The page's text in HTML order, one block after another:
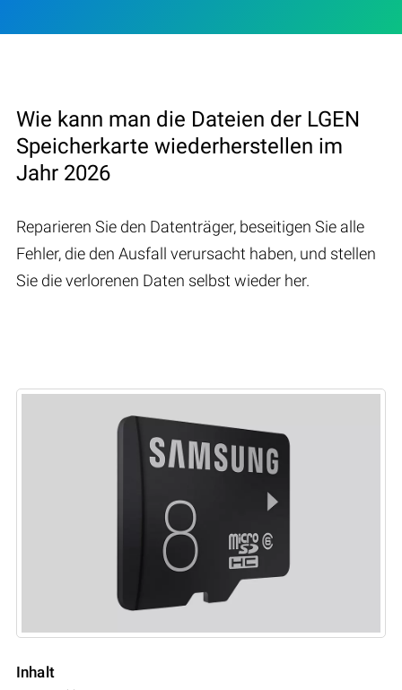
Wie kann man die Dateien der LGEN
Speicherkarte wiederherstellen im
Jahr 2026
Reparieren Sie den Datenträger, beseitigen Sie alle
Fehler, die den Ausfall verursacht haben, und stellen
Sie die verlorenen Daten selbst wieder her.
Inhalt